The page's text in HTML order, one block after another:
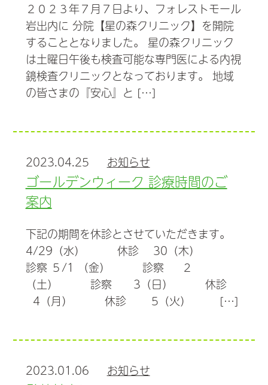
２０２３年７月７日より、フォレストモール
岩出内に 分院【星の森クリニック】を開院
することとなりました。 星の森クリニック
は土曜日午後も検査可能な専門医による内視
鏡検査クリニックとなっております。 地域
の皆さまの『安心』と […]
2023.04.25 お知らせ
ゴールデンウィーク 診療時間のご
案内
下記の期間を休診とさせていただきます。
4/29（水） 休診 30（木）
診察 ５/1 （金） 診察 ２
（土） 診察 3（日） 休診
4（月） 休診 5（火） […]
2023.01.06 お知らせ